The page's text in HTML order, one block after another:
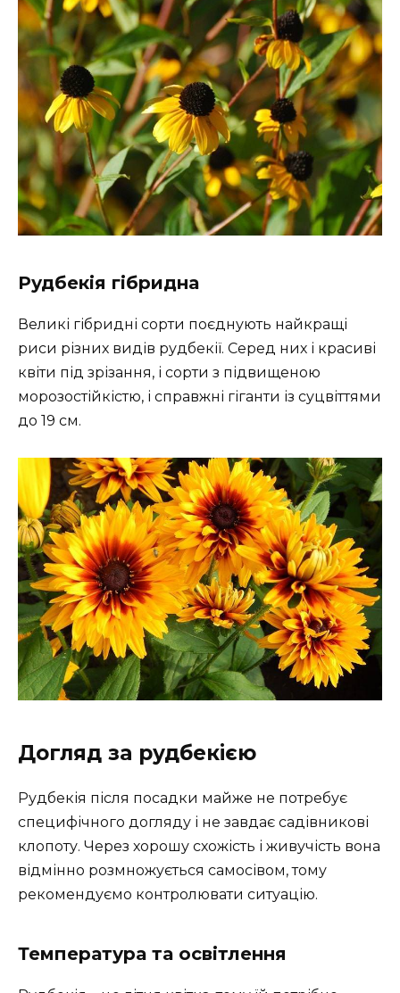
Рудбекія гібридна
Великі гібридні сорти поєднують найкращі
риси різних видів рудбекії. Серед них і красиві
квіти під зрізання, і сорти з підвищеною
морозостійкістю, і справжні гіганти із суцвіттями
до 19 см.
Догляд за рудбекією
Рудбекія після посадки майже не потребує
специфічного догляду і не завдає садівникові
клопоту. Через хорошу схожість і живучість вона
відмінно розмножується самосівом, тому
рекомендуємо контролювати ситуацію.
Температура та освітлення